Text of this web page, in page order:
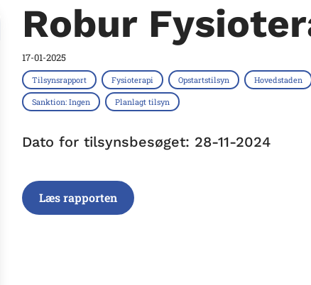
Robur
17-01-2025
Tilsynsrapport Fysioterapi Opstartstilsyn Hovedstaden
Sanktion: Ingen Planlagt tilsyn
Dato for tilsynsbesøget: 28-11-2024
Læs rapporten